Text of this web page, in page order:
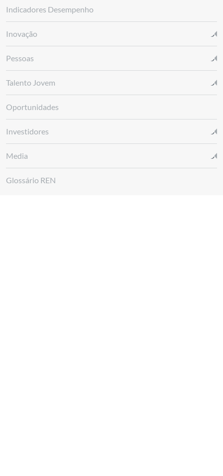
Indicadores Desempenho
Inovação
Pessoas
Talento Jovem
Oportunidades
Investidores
Media
Glossário REN